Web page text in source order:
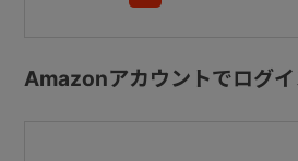
Amazonアカウントでログイ